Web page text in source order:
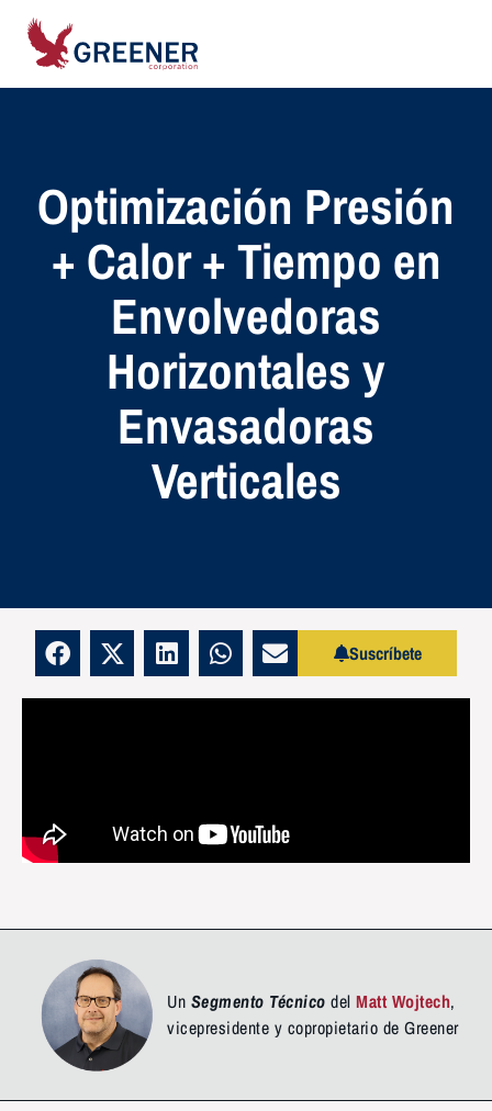
Optimización Presión
+ Calor + Tiempo en
Envolvedoras
Horizontales y
Envasadoras
Verticales
Suscríbete
Un Segmento Técnico delMatt Wojtech,
vicepresidente y copropietario de Greener